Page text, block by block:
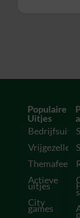
Populaire
Uitjes
Actieve
uitjes
City
games